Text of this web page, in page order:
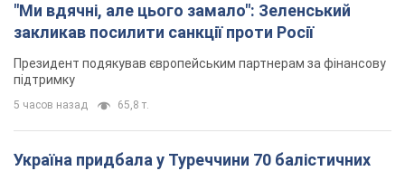
"Ми вдячні, але цього замало": Зеленський
закликав посилити санкції проти Росії
Президент подякував європейським партнерам за фінансову
підтримку
5 часов назад 65,8 т.
Україна придбала у Туреччини 70 балістичних